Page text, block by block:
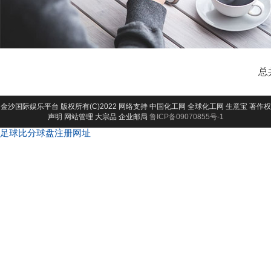
总
金沙国际娱乐平台 版权所有(C)2022 网络支持 中国化工网 全球化工网 生意宝 著作权
声明 网站管理 大宗品 企业邮局 鲁ICP备09070855号-1
足球比分球盘注册网址